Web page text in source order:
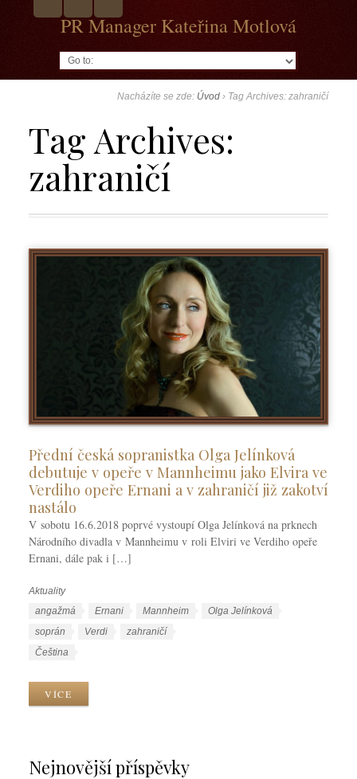
PR Manager Kateřina Motlová
Nacházíte se zde: Úvod › Tag Archives: zahraničí
Tag Archives:
zahraničí
Přední česká sopranistka Olga Jelínková
debutuje v opeře v Mannheimu jako Elvira ve
Verdiho opeře Ernani a v zahraničí již zakotví
nastálo
V sobotu 16.6.2018 poprvé vystoupí Olga Jelínková na prknech
Národního divadla v Mannheimu v roli Elviri ve Verdiho opeře
Ernani, dále pak i […]
R
k
Aktuality
Š
k
angažmá Ernani Mannheim
Olga Jelínková
soprán
Verdi zahraničí
y
Čeština
VÍCE
Nejnovější příspěvky